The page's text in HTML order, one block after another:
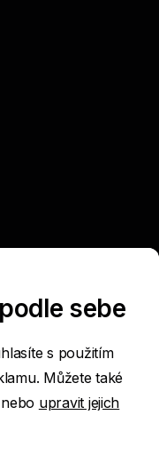
sebe
s použitím
Můžete také
upravit jejich